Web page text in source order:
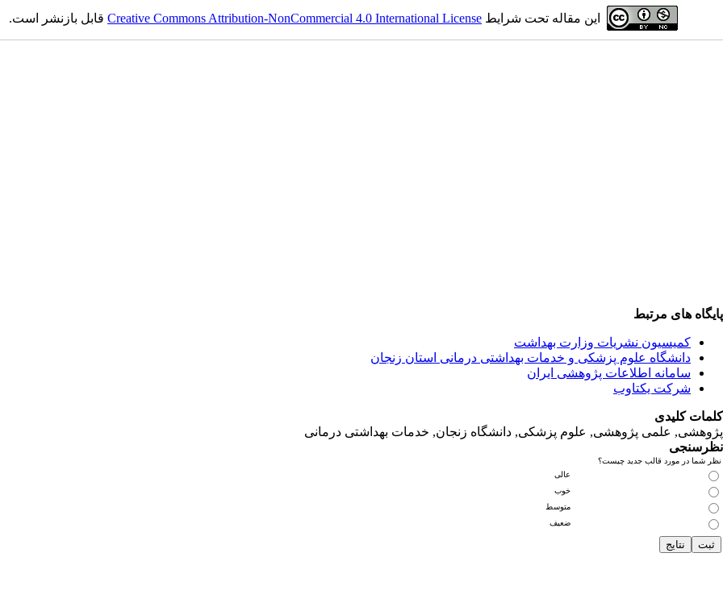
این مقاله تحت شرایط Creative Commons Attribution-NonCommercial 4.0 International Licenseقابل بازنشر است.
پایگاه های مرتبط
کمیسیون نشریات وزارت بهداشت
دانشگاه‌ علوم‌ پزشکی‌ و خدمات‌ بهداشتی‌ درمانی‌ استان‌ زنجان
سامانه اطلاعات پژوهشی ایران
شرکت یکتاوب
کلمات کلیدی
پژوهشی, علمی پژوهشی, علوم‌ پزشکی‌, دانشگاه زنجان, خدمات‌ بهداشتی‌ درمانی‌
نظرسنجی
نظر شما در مورد قالب جدید چیست؟
عالی
خوب
متوسط
ضعیف